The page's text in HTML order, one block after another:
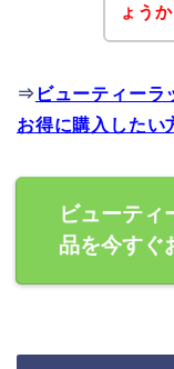
ょうか
⇒ ビューティーラ
お得に購入したい
ビューティ
品を今すぐ